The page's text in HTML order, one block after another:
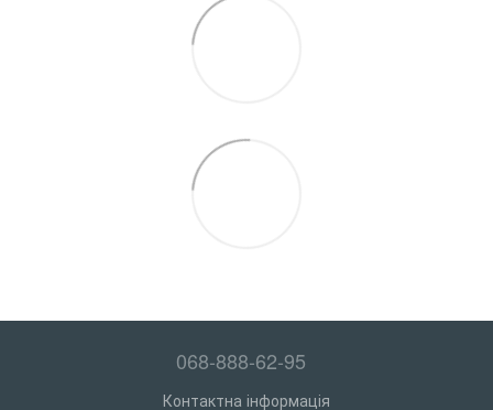
068-888-62-95
Контактна інформація